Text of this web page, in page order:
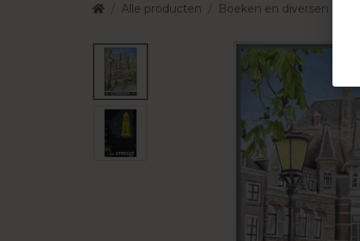
Alle producten Boeken en diversen